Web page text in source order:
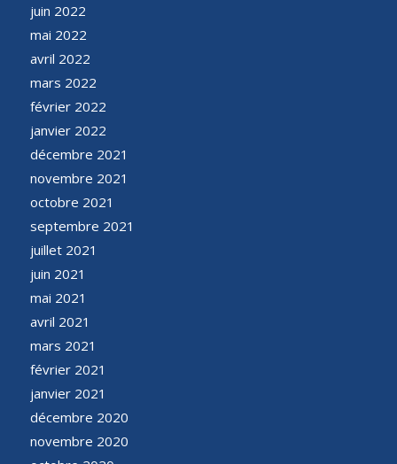
juin 2022
mai 2022
avril 2022
mars 2022
février 2022
janvier 2022
décembre 2021
novembre 2021
octobre 2021
septembre 2021
juillet 2021
juin 2021
mai 2021
avril 2021
mars 2021
février 2021
janvier 2021
décembre 2020
novembre 2020